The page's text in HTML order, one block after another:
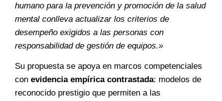
humano para la prevención y promoción de la salud
mental conlleva actualizar los criterios de
desempeño exigidos a las personas con
responsabilidad de gestión de equipos.»
Su propuesta se apoya en marcos competenciales
con evidencia empírica contrastada: modelos de
reconocido prestigio que permiten a las